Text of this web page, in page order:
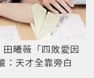
曦薇「四敗愛因
：天才全靠旁白